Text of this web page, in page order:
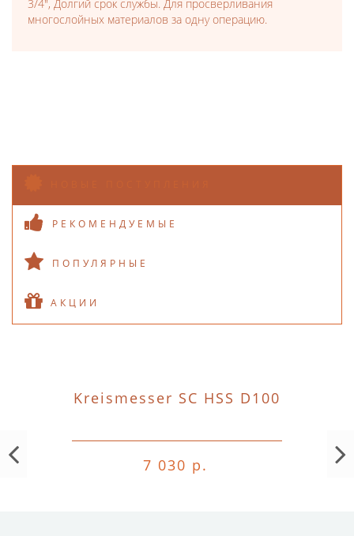
3/4", Долгий срок службы. Для просверливания
многослойных материалов за одну операцию.
РЕКОМЕНДУЕМЫЕ
ПОПУЛЯРНЫЕ
АКЦИИ
Kreismesser SC HSS D100
7 030 р.